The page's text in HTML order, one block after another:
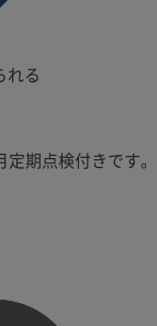
れる
期点検付きです